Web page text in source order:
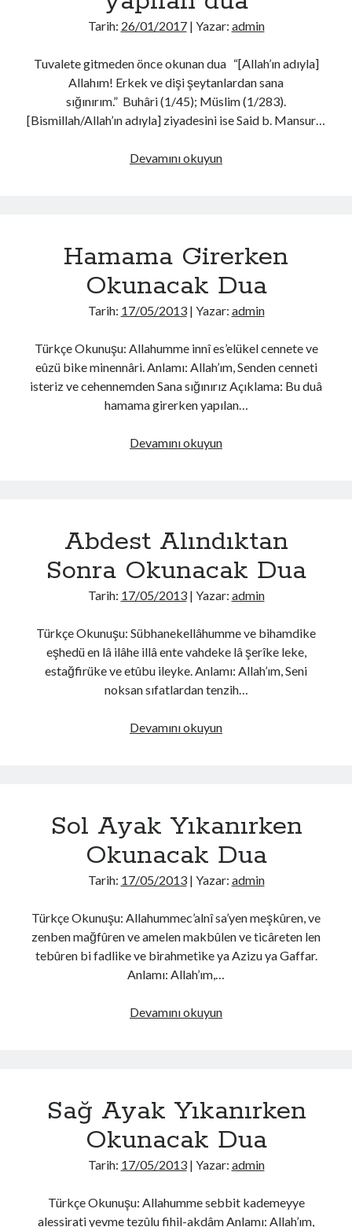
Tarih: 26/01/2017| Yazar: admin
Tuvalete gitmeden önce okunan dua “[Allah’ın adıyla]
Allahım! Erkek ve dişi şeytanlardan sana
sığınırım.” Buhâri (1/45); Müslim (1/283).
[Bismillah/Allah’ın adıyla] ziyadesini ise Said b. Mansur…
Devamını okuyunTuvalete
Hamama Girerken
Okunacak Dua
Tarih: 17/05/2013| Yazar: admin
Türkçe Okunuşu: Allahumme innî es’elükel cennete ve
eûzü bike minennâri. Anlamı: Allah’ım, Senden cenneti
isteriz ve cehennemden Sana sığınırız Açıklama: Bu duâ
hamama girerken yapılan…
Devamını okuyunHamama
Abdest Alındıktan
Sonra Okunacak Dua
Tarih: 17/05/2013| Yazar: admin
Türkçe Okunuşu: Sübhanekellâhumme ve bihamdike
eşhedü en lâ ilâhe illâ ente vahdeke lâ şerîke leke,
estağfirüke ve etûbu ileyke. Anlamı: Allah’ım, Seni
noksan sıfatlardan tenzih…
Devamını okuyunAbdest
Sol Ayak Yıkanırken
Okunacak Dua
Tarih: 17/05/2013| Yazar: admin
Türkçe Okunuşu: Allahummec’alnî sa’yen meşkûren, ve
zenben mağfûren ve amelen makbûlen ve ticâreten len
tebûren bi fadlike ve birahmetike ya Azizu ya Gaffar.
Anlamı: Allah’ım,…
Devamını okuyunSol
Sağ Ayak Yıkanırken
Okunacak Dua
Tarih: 17/05/2013| Yazar: admin
Türkçe Okunuşu: Allahumme sebbit kademeyye
alessirati yevme tezûlu fihil-akdâm Anlamı: Allah’ım,